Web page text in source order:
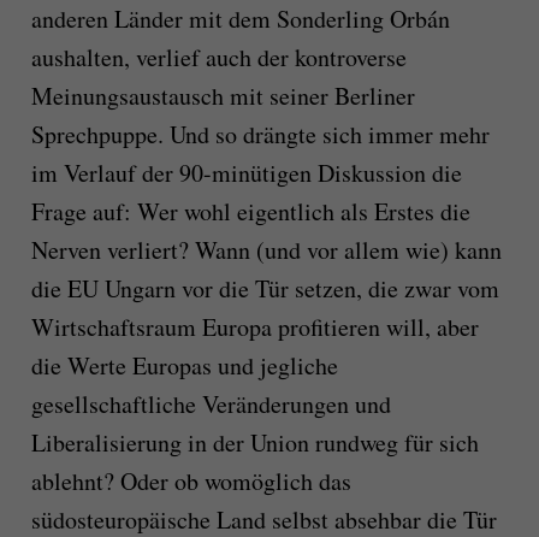
anderen Länder mit dem Sonderling Orbán
aushalten, verlief auch der kontroverse
Meinungsaustausch mit seiner Berliner
Sprechpuppe. Und so drängte sich immer mehr
im Verlauf der 90-minütigen Diskussion die
Frage auf: Wer wohl eigentlich als Erstes die
Nerven verliert? Wann (und vor allem wie) kann
die EU Ungarn vor die Tür setzen, die zwar vom
Wirtschaftsraum Europa profitieren will, aber
die Werte Europas und jegliche
gesellschaftliche Veränderungen und
Liberalisierung in der Union rundweg für sich
ablehnt? Oder ob womöglich das
südosteuropäische Land selbst absehbar die Tür